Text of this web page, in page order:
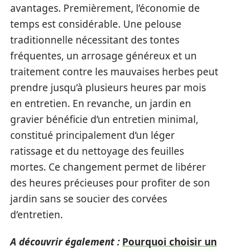
avantages. Premièrement, l’économie de
temps est considérable. Une pelouse
traditionnelle nécessitant des tontes
fréquentes, un arrosage généreux et un
traitement contre les mauvaises herbes peut
prendre jusqu’à plusieurs heures par mois
en entretien. En revanche, un jardin en
gravier bénéficie d’un entretien minimal,
constitué principalement d’un léger
ratissage et du nettoyage des feuilles
mortes. Ce changement permet de libérer
des heures précieuses pour profiter de son
jardin sans se soucier des corvées
d’entretien.
A découvrir également : Pourquoi choisir un